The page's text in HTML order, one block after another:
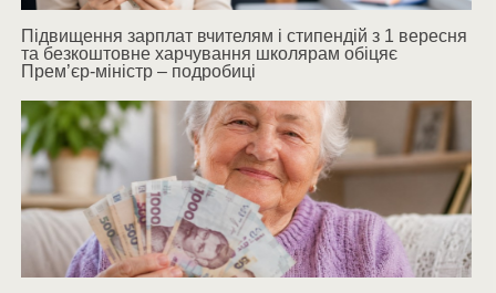
Підвищення зарплат вчителям і стипендій з 1 вересня
та безкоштовне харчування школярам обіцяє
Прем’єр-міністр – подробиці